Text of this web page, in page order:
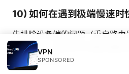
10) 如何在遇到极端慢速时
先排除设备端的问题（重启路
耗应用），再测试不同服务器
本地网络状态。
VPN
SPONSORED